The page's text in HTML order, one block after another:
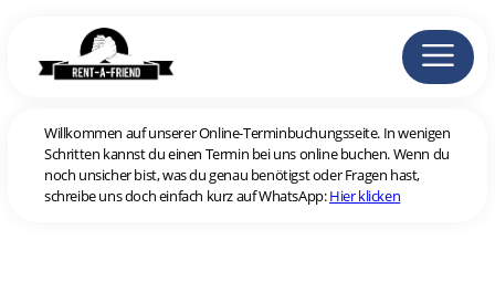
Willkommen auf unserer Online-Terminbuchungsseite. In wenigen
Schritten kannst du einen Termin bei uns online buchen. Wenn du
noch unsicher bist, was du genau benötigst oder Fragen hast,
schreibe uns doch einfach kurz auf WhatsApp:Hier klicken